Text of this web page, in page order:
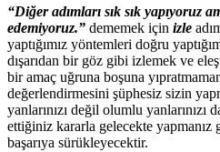
“Diğer adımları sık sık yapıyoruz
edemiyoruz.” dememek için izle
yaptığımız yöntemleri doğru
dışarıdan bir göz gibi izlemek ve
bir amaç uğruna boşuna
değerlendirmesini şüphesiz sizin
yanlarınızı değil olumlu yanlarınızı
ettiğiniz kararla gelecekte yapmanız
başarıya sürükleyecektir.